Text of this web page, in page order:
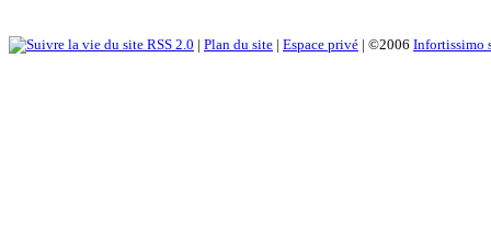
RSS 2.0 | Plan du site | Espace privé | ©2006 Infortissimo